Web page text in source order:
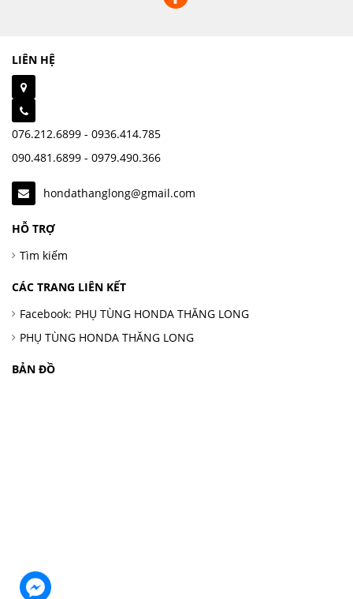
LIÊN HỆ
076.212.6899 - 0936.414.785
090.481.6899 - 0979.490.366
hondathanglong@gmail.com
HỖ TRỢ
Tìm kiếm
CÁC TRANG LIÊN KẾT
Facebook: PHỤ TÙNG HONDA THĂNG LONG
PHỤ TÙNG HONDA THĂNG LONG
BẢN ĐỒ